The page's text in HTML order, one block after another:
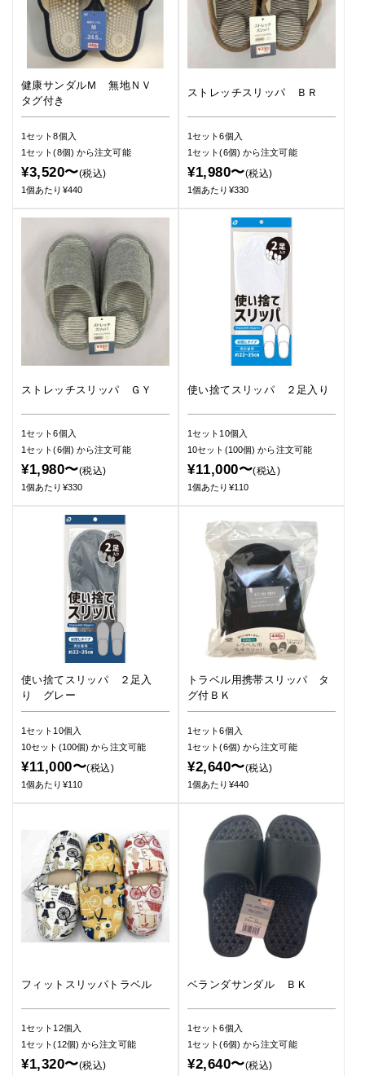
健康サンダルＭ 無地ＮＶ
タグ付き
1セット8個入
1セット(8個) から注文可能
¥3,520〜(税込)
1個あたり¥440
ストレッチスリッパ ＢＲ
1セット6個入
1セット(6個) から注文可能
¥1,980〜(税込)
1個あたり¥330
ストレッチスリッパ ＧＹ
1セット6個入
1セット(6個) から注文可能
¥1,980〜(税込)
1個あたり¥330
使い捨てスリッパ ２足入り
1セット10個入
10セット(100個)から注文可能
¥11,000〜(税込)
1個あたり¥110
使い捨てスリッパ ２足入
り グレー
1セット10個入
10セット(100個)から注文可能
¥11,000〜(税込)
1個あたり¥110
トラベル用携帯スリッパ タ
グ付ＢＫ
1セット6個入
1セット(6個) から注文可能
¥2,640〜(税込)
1個あたり¥440
フィットスリッパトラベル
1セット12個入
1セット(12個)から注文可能
¥1,320〜(税込)
ベランダサンダル ＢＫ
1セット6個入
1セット(6個) から注文可能
¥2,640〜(税込)